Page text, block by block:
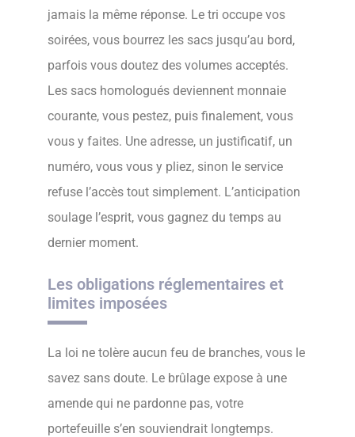
jamais la même réponse. Le tri occupe vos
soirées, vous bourrez les sacs jusqu’au bord,
parfois vous doutez des volumes acceptés.
Les sacs homologués deviennent monnaie
courante, vous pestez, puis finalement, vous
vous y faites. Une adresse, un justificatif, un
numéro, vous vous y pliez, sinon le service
refuse l’accès tout simplement. L’anticipation
soulage l’esprit, vous gagnez du temps au
dernier moment.
Les obligations réglementaires et
limites imposées
La loi ne tolère aucun feu de branches, vous le
savez sans doute. Le brûlage expose à une
amende qui ne pardonne pas, votre
portefeuille s’en souviendrait longtemps.